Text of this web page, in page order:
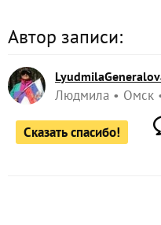
Автор записи:
Людмила Омск
Сказать спасибо!